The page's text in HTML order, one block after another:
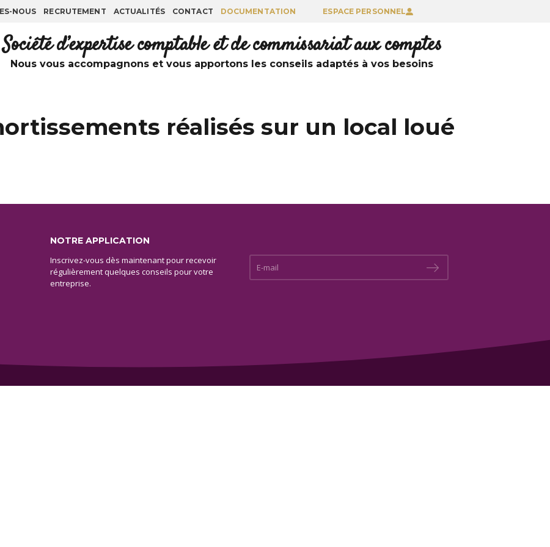
NOUS RECRUTEMENT ACTUALITÉS CONTACT DOCUMENTATION ESPACE PERSONNEL
Société d’expertise comptable et de commissariat aux comptes
Nous vous accompagnons et vous apportons les conseils adaptés à vos besoins
réalisés sur un local loué
NOTRE APPLICATION
Inscrivez-vous dès maintenant pour recevoir
régulièrement quelques conseils pour votre
entreprise.